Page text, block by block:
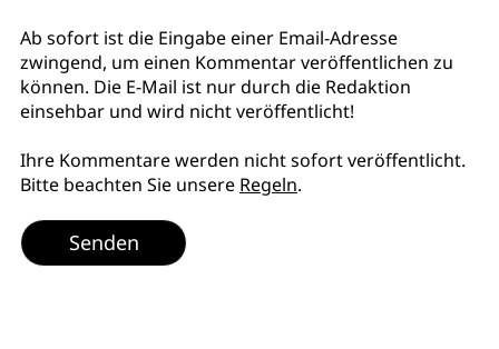
Ab sofort ist die Eingabe einer Email-Adresse
zwingend, um einen Kommentar veröffentlichen zu
können. Die E-Mail ist nur durch die Redaktion
einsehbar und wird nicht veröffentlicht!
Ihre Kommentare werden nicht sofort veröffentlicht.
Bitte beachten Sie unsere Regeln.
Senden